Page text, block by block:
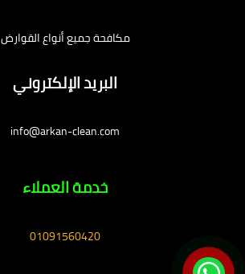
مكافحة جميع أنواع القوارض
البريد الإلكتروني
info@arkan-clean.com
خدمة العملاء
01091560420